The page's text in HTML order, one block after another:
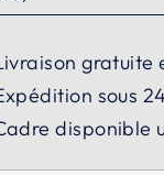
gratuite
sous
disponible